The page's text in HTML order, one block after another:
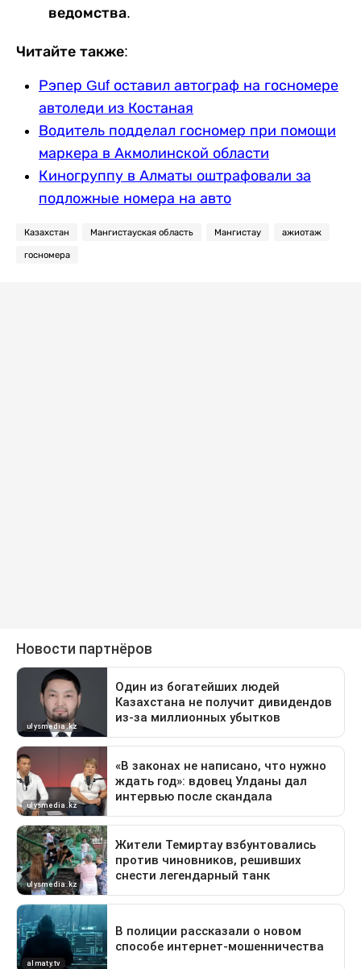
ведомства.
Читайте также:
Рэпер Guf оставил автограф на госномере
автоледи из Костаная
Водитель подделал госномер при помощи
маркера в Акмолинской области
Киногруппу в Алматы оштрафовали за
подложные номера на авто
Казахстан Мангистауская область Мангистау ажиотаж
госномера